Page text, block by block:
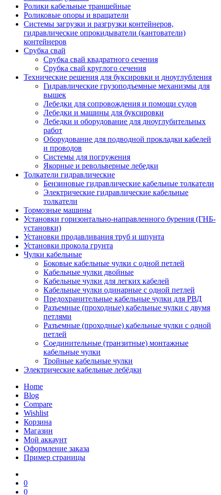
Ролики кабельные траншейные
Роликовые опоры и вращатели
Системы загрузки и разгрузки контейнеров,
гидравлические опрокидыватели (кантователи)
контейнеров
Срубка свай
Срубка свай квадратного сечения
Срубка свай круглого сечения
Технические решения для буксировки и дноуглубления
Гидравлические грузоподъемные механизмы для
вышек
Лебедки для сопровождения и помощи судов
Лебедки и машины для буксировки
Лебедки и оборудование для дноуглубительных
работ
Оборудование для подводной прокладки кабелей
и проводов
Системы для погружения
Якорные и револьверные лебедки
Толкатели гидравлические
Бензиновые гидравлические кабельные толкатели
Электрические гидравлические кабельные
толкатели
Тормозные машины
Установки горизонтально-направленного бурения (ГНБ-
установки)
Установки продавливания труб и шпунта
Установки прокола грунта
Чулки кабельные
Боковые кабельные чулки с одной петлей
Кабельные чулки двойные
Кабельные чулки для легких кабелей
Кабельные чулки одинарные с одной петлей
Предохранительные кабельные чулки для РВД
Разъемные (проходные) кабельные чулки с двумя
петлями
Разъемные (проходные) кабельные чулки с одной
петлей
Соединительные (транзитные) монтажные
кабельные чулки
Тройные кабельные чулки
Электрические кабельные лебёдки
Home
Blog
Compare
Wishlist
Корзина
Магазин
Мой аккаунт
Оформление заказа
Пример страницы
0
0